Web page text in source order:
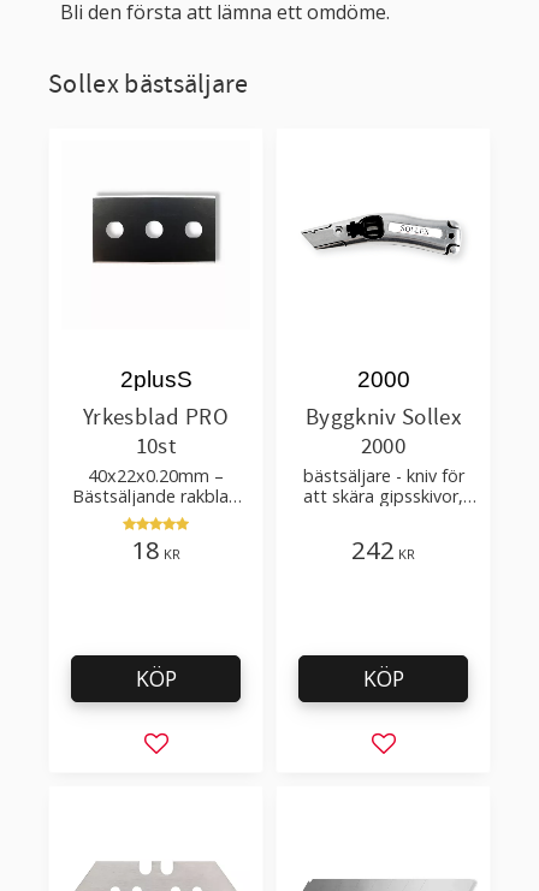
Bli den första att lämna ett omdöme.
Sollex bästsäljare
Yrkesblad PRO
10st
40x22x0.20mm –
Bästsäljande rakblad
för att skära tapet, tyg,
filt, hobby bruk
2plusS
18 KR
Lägg till i favoriter
KÖP
Byggkniv Sollex
2000
bästsäljare - kniv för
att skära gipsskivor,
2000
242 KR
Lägg till i
KÖP